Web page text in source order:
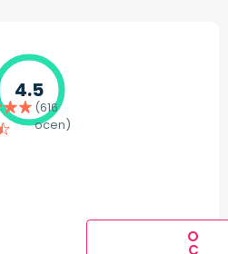
4.5
(616
ocen)
O
C